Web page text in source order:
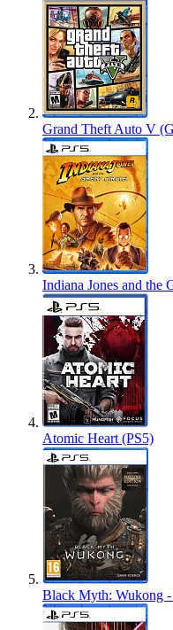
Grand Theft Auto V
Indiana Jones and the
Atomic Heart (PS5)
Black Myth: Wukong